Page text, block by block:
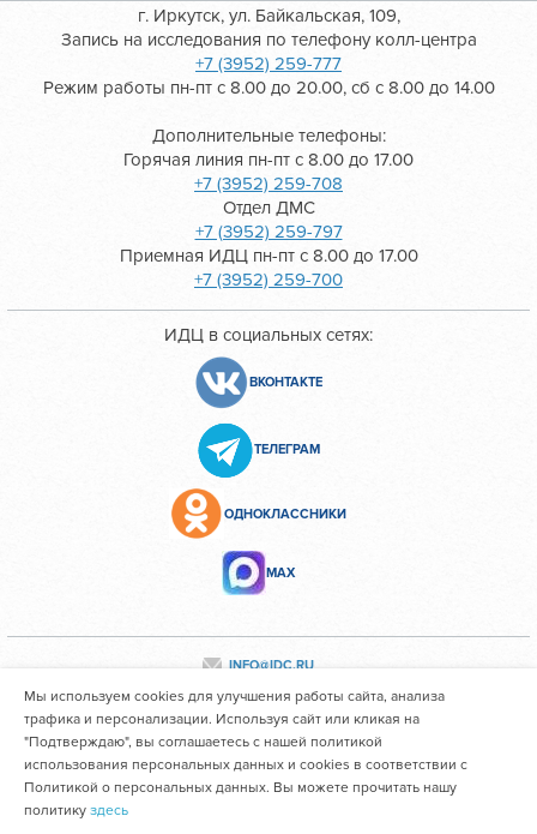
г. Иркутск, ул. Байкальская, 109,
Запись на исследования по телефону колл-центра
+7 (3952) 259-777
Режим работы пн-пт с 8.00 до 20.00, сб с 8.00 до 14.00
Дополнительные телефоны:
Горячая линия пн-пт с 8.00 до 17.00
+7 (3952) 259-708
Отдел ДМС
+7 (3952) 259-797
Приемная ИДЦ пн-пт с 8.00 до 17.00
+7 (3952) 259-700
ИДЦ в социальных сетях:
ВКОНТАКТЕ
ТЕЛЕГРАМ
ОДНОКЛАССНИКИ
МАХ
INFO@IDC.RU
Все персональные данные сотрудников размещены с их
согласия
Областное государственное автономное учреждение
Мы используем cookies для улучшения работы сайта, анализа
трафика и персонализации. Используя сайт или кликая на
"Подтверждаю", вы соглашаетесь с нашей политикой
использования персональных данных и cookies в соответствии с
Политикой о персональных данных. Вы можете прочитать нашу
политику здесь